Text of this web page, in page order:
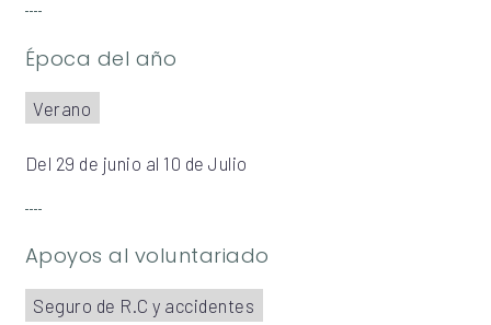
Época del año
Verano
Del 29 de junio al 10 de Julio
Apoyos al voluntariado
Seguro de R.C y accidentes